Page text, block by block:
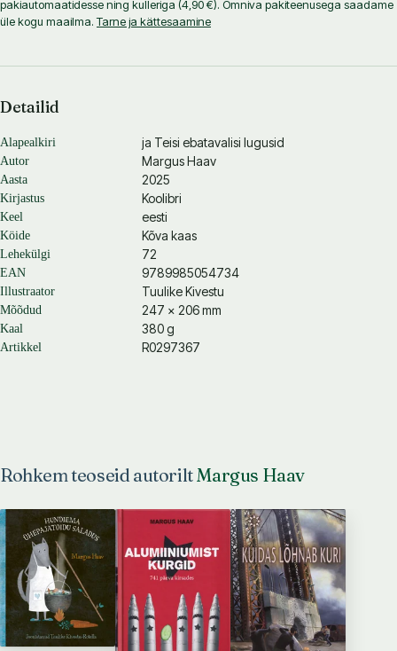
pakiautomaatidesse ning kulleriga (4,90 €). Omniva pakiteenusega saadame
üle kogu maailma. Tarne ja kättesaamine
Detailid
Alapealkiri ja Teisi ebatavalisi lugusid
Autor Margus Haav
Aasta 2025
Kirjastus Koolibri
Keel eesti
Köide Kõva kaas
Lehekülgi 72
EAN 9789985054734
Illustraator Tuulike Kivestu
Mõõdud 247 × 206 mm
Kaal 380 g
Artikkel R0297367
Rohkem teoseid autorilt Margus Haav